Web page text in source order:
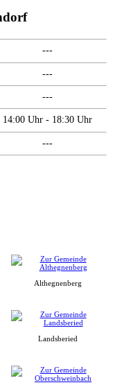
---
---
---
14:00 Uhr - 18:30 Uhr
---
Althegnenberg
Landsberied